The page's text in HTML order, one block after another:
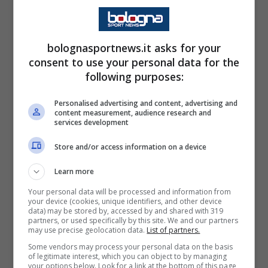
diverso tempo (quasi 2 anni), ma su di lui ci
sono anche Girona, Wolverhampton,
Fiorentina, Milan e Fenerbahce.
Dal Brasile spunta la pistaDavid Ricardo
classe 2002 del Botafogorappresenterebbe
un importante acquisto di prospettiva, ma
servono circa
anche il San Paolo, ma il Fogão non
vorrebbero cederlo a una rivale.
Rimane di attualità anche il nome diDiego
Coppola, pupillo del Ds Sartori. Passato in
estate alBrighton, il21ennefatica a trovare
bolognasportnews.it asks for your
consent to use your personal data for the
following purposes:
Personalised advertising and content, advertising and
content measurement, audience research and
services development
Store and/or access information on a device
Learn more
Your personal data will be processed and information from
your device (cookies, unique identifiers, and other device
data) may be stored by, accessed by and shared with 319
partners, or used specifically by this site. We and our partners
may use precise geolocation data. List of partners.
Some vendors may process your personal data on the basis
of legitimate interest, which you can object to by managing
your options below. Look for a link at the bottom of this page